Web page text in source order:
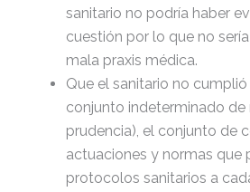
sanitario no podría haber
cuestión por lo que no
mala praxis médica.
Que el sanitario no
conjunto indeterminado de
prudencia), el conjunto de
actuaciones y normas que
protocolos sanitarios a